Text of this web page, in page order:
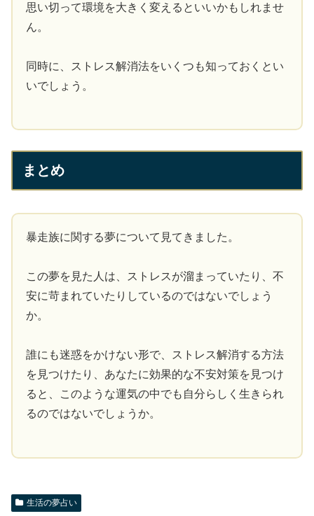
思い切って環境を大きく変えるといいかもしれませ
ん。
同時に、ストレス解消法をいくつも知っておくとい
いでしょう。
まとめ
暴走族に関する夢について見てきました。
この夢を見た人は、ストレスが溜まっていたり、不
安に苛まれていたりしているのではないでしょう
か。
誰にも迷惑をかけない形で、ストレス解消する方法
を見つけたり、あなたに効果的な不安対策を見つけ
ると、このような運気の中でも自分らしく生きられ
るのではないでしょうか。
生活の夢占い